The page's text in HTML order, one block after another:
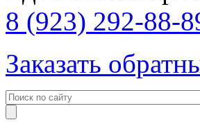
8 (923) 292-88-
Заказать